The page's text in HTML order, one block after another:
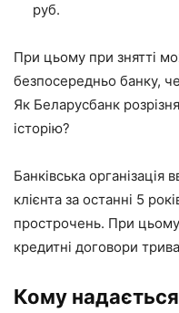
руб.
При цьому при знятті
безпосередньо банку,
Як Беларусбанк
історію?
Банківська
клієнта за останні 5
прострочень. При
кредитні договори
Кому